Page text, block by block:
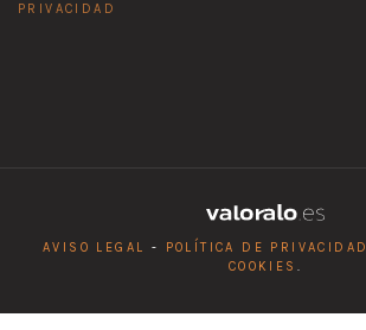
PRIVACIDAD
AVISO LEGAL - POLÍTICA DE PRIVACIDAD
COOKIES .